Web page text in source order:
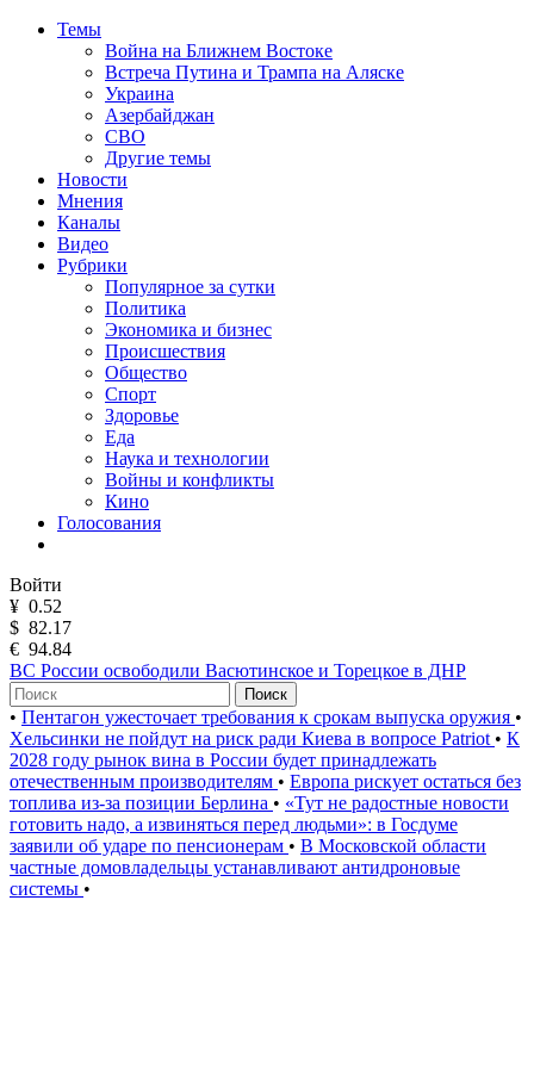
Темы
Война на Ближнем Востоке
Встреча Путина и Трампа на Аляске
Украина
Азербайджан
СВО
Другие темы
Новости
Мнения
Каналы
Видео
Рубрики
Популярное за сутки
Политика
Экономика и бизнес
Происшествия
Общество
Спорт
Здоровье
Еда
Наука и технологии
Войны и конфликты
Кино
Голосования
Войти
¥ 0.52
$ 82.17
€ 94.84
ВС России освободили Васютинское и Торецкое в ДНР
Поиск
• Пентагон ужесточает требования к срокам выпуска оружия •
Хельсинки не пойдут на риск ради Киева в вопросе Patriot • К
2028 году рынок вина в России будет принадлежать
отечественным производителям • Европа рискует остаться без
топлива из-за позиции Берлина • «Тут не радостные новости
готовить надо, а извиняться перед людьми»: в Госдуме
заявили об ударе по пенсионерам • В Московской области
частные домовладельцы устанавливают антидроновые
системы •